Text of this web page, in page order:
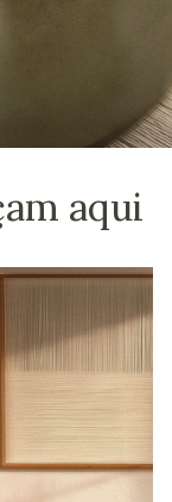
aqui